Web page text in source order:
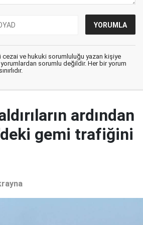
cezai ve hukuki sorumluluğu yazan kişiye
sorumlu değildir. Her bir yorum
ardından
gemi trafiğini